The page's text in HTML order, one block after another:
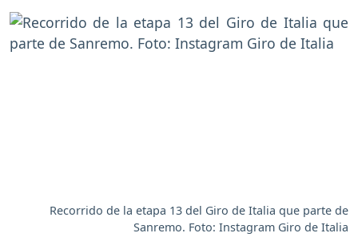
Recorrido de la etapa 13 del Giro de Italia que parte de
Sanremo. Foto: Instagram Giro de Italia